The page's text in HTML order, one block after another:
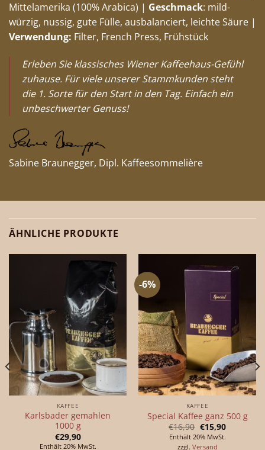
Mittelamerika (100% Arabica) | Geschmack: mild-
würzig, nussig, gute Fülle, ausbalanciert, leichte Säure |
Verwendung: Filter, French Press, Frühstück
Erleben Sie klassisches Wiener Kaffeehaus-Gefühl
zuhause. Für viele unserer Stammkunden steht
die 1. Sorte für den Start in den Tag. Einfach ein
unbeschwerter Genuss!
Sabine Braunegger, Dipl. Kaffeesommelière
ÄHNLICHE PRODUKTE
KAFFEE
Karlsbader gemahlen
1000 g
€29,90
Enthält 20% MwSt.
-6%
KAFFEE
Special Kaffee ganz 500 g
€16,90 Ursprünglicher
Preis
war:
€15,90Aktueller
ist:
Enthält 20% MwSt.
zzgl. Versand